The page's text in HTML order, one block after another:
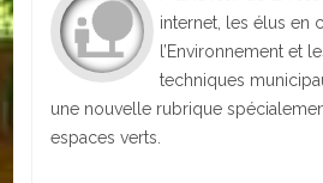
Santé
Social
internet, les élus en
l’Environnement et
techniques
une nouvelle rubrique
espaces verts.